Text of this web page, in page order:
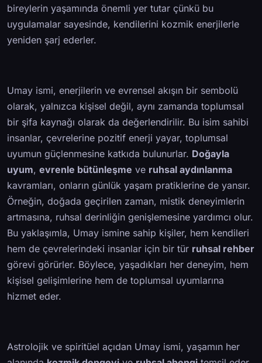
bireylerin yaşamında önemli yer tutar çünkü bu
uygulamalar sayesinde, kendilerini kozmik enerjilerle
yeniden şarj ederler.
Umay ismi, enerjilerin ve evrensel akışın bir sembolü
olarak, yalnızca kişisel değil, aynı zamanda toplumsal
bir şifa kaynağı olarak da değerlendirilir. Bu isim sahibi
insanlar, çevrelerine pozitif enerji yayar, toplumsal
uyumun güçlenmesine katkıda bulunurlar. Doğayla
uyum, evrenle bütünleşme ve ruhsal aydınlanma
kavramları, onların günlük yaşam pratiklerine de yansır.
Örneğin, doğada geçirilen zaman, mistik deneyimlerin
artmasına, ruhsal derinliğin genişlemesine yardımcı olur.
Bu yaklaşımla, Umay ismine sahip kişiler, hem kendileri
hem de çevrelerindeki insanlar için bir tür ruhsal rehber
görevi görürler. Böylece, yaşadıkları her deneyim, hem
kişisel gelişimlerine hem de toplumsal uyumlarına
hizmet eder.
Astrolojik ve spiritüel açıdan Umay ismi, yaşamın her